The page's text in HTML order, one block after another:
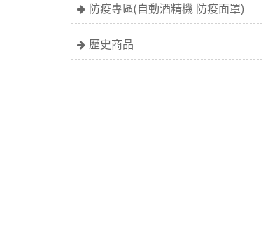
防疫專區(自動酒精機 防疫面罩)
歷史商品